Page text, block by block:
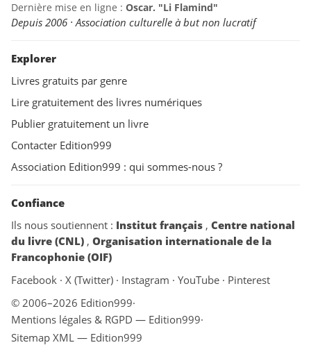
Dernière mise en ligne : Oscar. "Li Flamind"
Depuis 2006 · Association culturelle à but non lucratif
Explorer
Livres gratuits par genre
Lire gratuitement des livres numériques
Publier gratuitement un livre
Contacter Edition999
Association Edition999 : qui sommes-nous ?
Confiance
Ils nous soutiennent : Institut français , Centre national
du livre (CNL) , Organisation internationale de la
Francophonie (OIF)
Facebook · X (Twitter) · Instagram · YouTube · Pinterest
© 2006–2026 Edition999·
Mentions légales & RGPD — Edition999·
Sitemap XML — Edition999